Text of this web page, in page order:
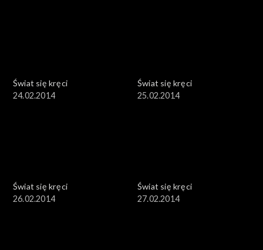
Świat się kręci
24.02.2014
Świat się kręci
25.02.2014
Świat się kręci
26.02.2014
Świat się kręci
27.02.2014